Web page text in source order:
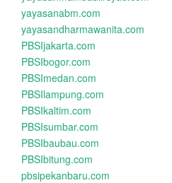
yayasanabm.com
yayasandharmawanita.com
PBSIjakarta.com
PBSIbogor.com
PBSImedan.com
PBSIlampung.com
PBSIkaltim.com
PBSIsumbar.com
PBSIbaubau.com
PBSIbitung.com
pbsipekanbaru.com